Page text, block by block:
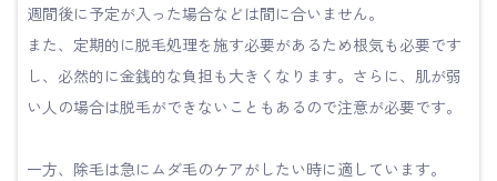
週間後に予定が入った場合などは間に合いません。
また、定期的に脱毛処理を施す必要があるため根気も必要です
し、必然的に金銭的な負担も大きくなります。さらに、肌が弱
い人の場合は脱毛ができないこともあるので注意が必要です。
一方、除毛は急にムダ毛のケアがしたい時に適しています。